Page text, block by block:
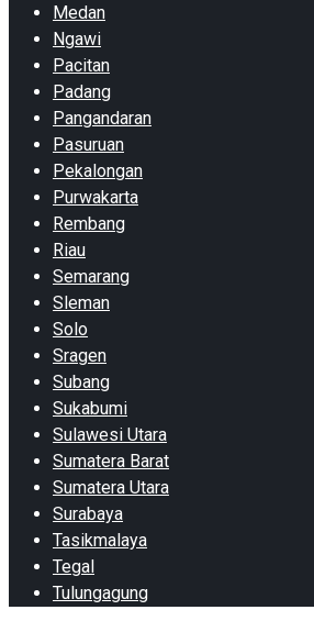
Medan
Ngawi
Pacitan
Padang
Pangandaran
Pasuruan
Pekalongan
Purwakarta
Rembang
Riau
Semarang
Sleman
Solo
Sragen
Subang
Sukabumi
Sulawesi Utara
Sumatera Barat
Sumatera Utara
Surabaya
Tasikmalaya
Tegal
Tulungagung